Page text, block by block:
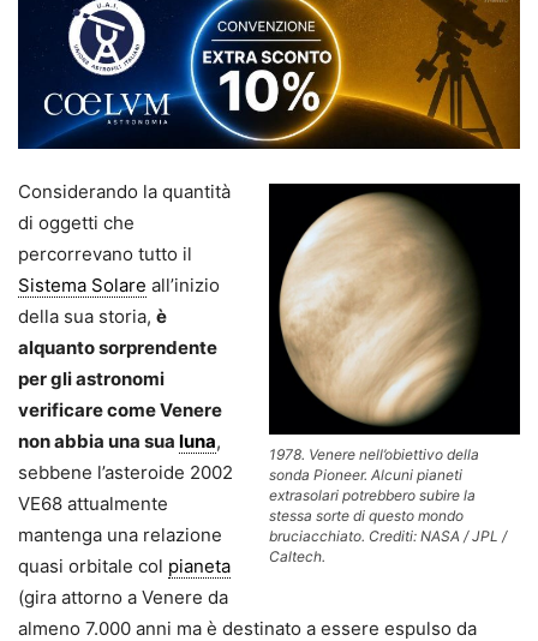
1978. Venere nell’obiettivo della
sonda Pioneer. Alcuni pianeti
extrasolari potrebbero subire la
stessa sorte di questo mondo
bruciacchiato. Crediti: NASA / JPL /
Caltech.
Considerando la quantità
di oggetti che
percorrevano tutto il
Sistema Solare all’inizio
della sua storia, è
alquanto sorprendente
per gli astronomi
verificare come Venere
non abbia una sua luna,
sebbene l’asteroide 2002
VE68 attualmente
mantenga una relazione
quasi orbitale col pianeta
(gira attorno a Venere da
almeno 7.000 anni ma è destinato a essere espulso da